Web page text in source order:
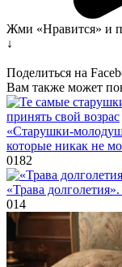
Жми «Нравится» и
↓
Поделиться на
Вам также может
«Старушки-
которые никак не
0182
«Трава
014